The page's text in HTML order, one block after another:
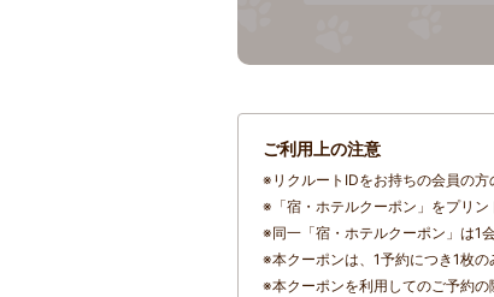
ご利用上の注意
※ リクルートIDをお持ちの会員の方
※ 「宿・ホテルクーポン」をプリ
※同一「宿・ホテルクーポン」は1
※本クーポンは、1予約につき1枚の
※本クーポンを利用してのご予約